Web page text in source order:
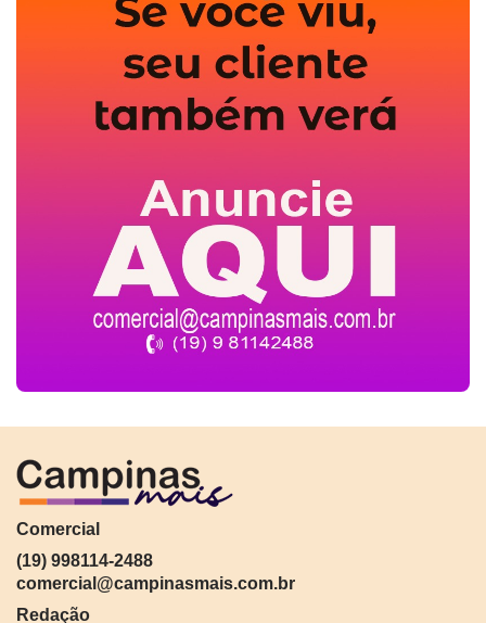
Comercial
(19) 998114-2488
comercial@campinasmais.com.br
Redação